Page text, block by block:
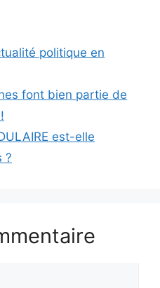
politique en
font bien partie de
est-elle
?